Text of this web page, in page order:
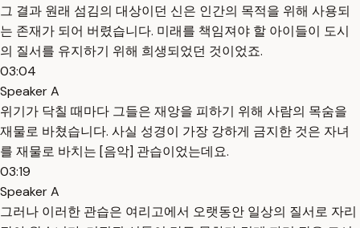
그 결과 원래 섬김의 대상이던 신은 인간의 목적을 위해 사용되
는 존재가 되어 버렸습니다. 미래를 책임져야 할 아이들이 도시
의 질서를 유지하기 위해 희생되었던 것이었죠.
03:04
Speaker A
위기가 닥칠 때마다 그들은 재앙을 피하기 위해 사람의 목숨을
재물로 바쳤습니다. 사실 성경이 가장 강하게 금지한 것은 자녀
를 재물로 바치는 [음악] 관습이었는데요.
03:19
Speaker A
그러나 이러한 관습은 여리고에서 오랫동안 일상의 질서로 자리